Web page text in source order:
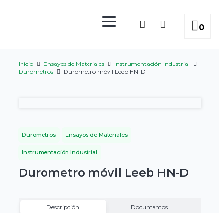
0
Inicio Ensayos de Materiales
Instrumentación Industrial
Durometros
Durometro móvil Leeb HN-D
Durometros Ensayos de Materiales
Instrumentación Industrial
Durometro móvil Leeb HN-D
Descripción Documentos